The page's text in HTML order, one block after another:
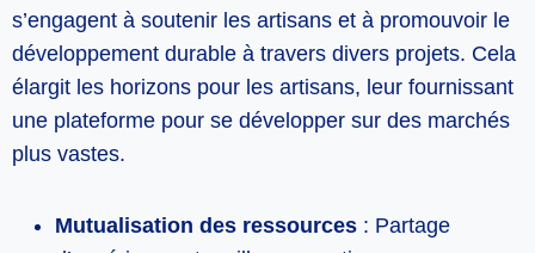
s’engagent à soutenir les artisans et à promouvoir le
développement durable à travers divers projets. Cela
élargit les horizons pour les artisans, leur fournissant
une plateforme pour se développer sur des marchés
plus vastes.
Mutualisation des ressources : Partage